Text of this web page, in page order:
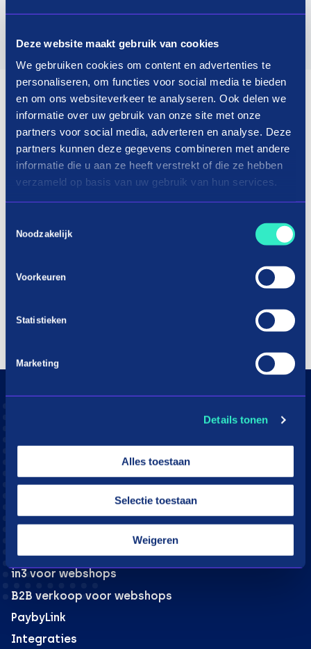
Deze website maakt gebruik van cookies
We gebruiken cookies om content en advertenties te
personaliseren, om functies voor social media te bieden
en om ons websiteverkeer te analyseren. Ook delen we
informatie over uw gebruik van onze site met onze
partners voor social media, adverteren en analyse. Deze
partners kunnen deze gegevens combineren met andere
informatie die u aan ze heeft verstrekt of die ze hebben
verzameld op basis van uw gebruik van hun services.
Noodzakelijk
Voorkeuren
Statistieken
Marketing
Details tonen
Alles toestaan
Selectie toestaan
Weigeren
Download app
Moeite met betalen?
in3 voor webshops
B2B verkoop voor webshops
PaybyLink
Integraties